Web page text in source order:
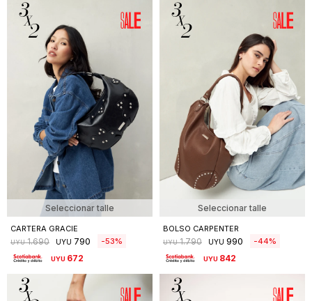
Seleccionar talle
CARTERA GRACIE
UYU 1.690 UYU 790 53
UYU 672
Seleccionar talle
BOLSO CARPENTER
UYU 1.790 UYU 990 44
UYU 842